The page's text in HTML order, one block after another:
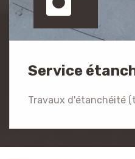
Service
Travaux d'étanchéité